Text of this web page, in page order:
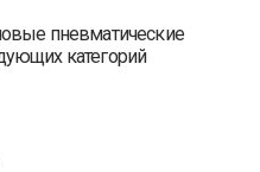
пневматические
категорий